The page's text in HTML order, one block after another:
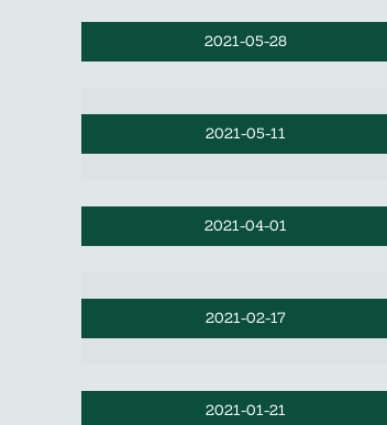
2021-05-28
2021-05-11
2021-04-01
2021-02-17
2021-01-21